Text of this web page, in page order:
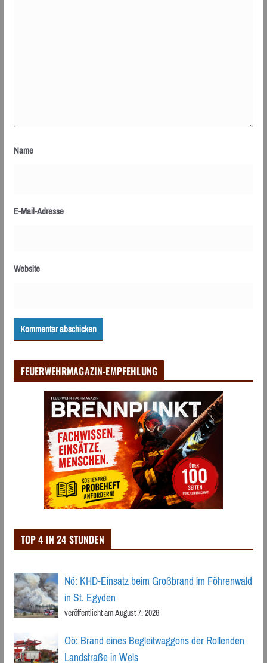
Name
E-Mail-Adresse
Website
FEUERWEHRMAGAZIN-EMPFEHLUNG
TOP 4 IN 24 STUNDEN
Nö: KHD-Einsatz beim Großbrand im Föhrenwald
in St. Egyden
veröffentlicht am August 7, 2026
Oö: Brand eines Begleitwaggons der Rollenden
Landstraße in Wels